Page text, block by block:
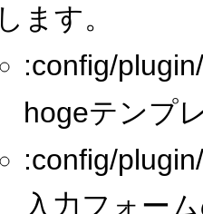
します。
:config/
hogeテンプ
:config/
入力フォー